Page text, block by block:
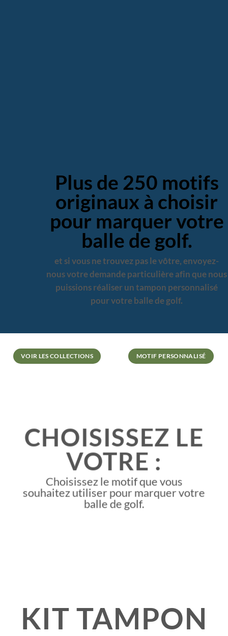
Plus de 250 motifs
originaux à choisir
pour marquer votre
balle de golf.
et si vous ne trouvez pas le vôtre, envoyez-
nous votre demande particulière afin que nous
puissions réaliser un tampon personnalisé
pour votre balle de golf.
VOIR LES COLLECTIONS MOTIF PERSONNALISÉ
CHOISISSEZ LE
VOTRE :
Choisissez le motif que vous
souhaitez utiliser pour marquer votre
balle de golf.
KIT TAMPON